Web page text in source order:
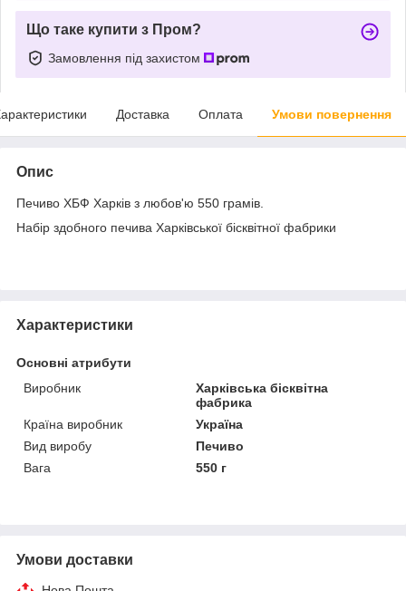
Що таке купити з Пром?
Замовлення під захистом
Доставка Оплата Умови повернення
Опис
Печиво ХБФ Харків з любов'ю 550 грамів.
Набір здобного печива Харківської бісквітної фабрики
Характеристики
Основні атрибути
Виробник
Харківська бісквітна
фабрика
Країна виробник
Україна
Вид виробу
Печиво
Вага
550 г
Умови доставки